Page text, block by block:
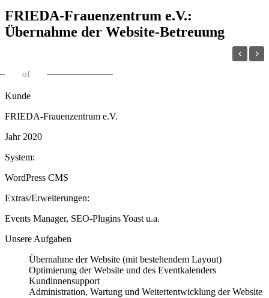
FRIEDA-Frauenzentrum e.V.:
Übernahme der Website-Betreuung
of
Kunde
FRIEDA-Frauenzentrum e.V.
Jahr 2020
System:
WordPress CMS
Extras/Erweiterungen:
Events Manager, SEO-Plugins Yoast u.a.
Unsere Aufgaben
Übernahme der Website (mit bestehendem Layout)
Optimierung der Website und des Eventkalenders
Kundinnensupport
Administration, Wartung und Weitertentwicklung der Website